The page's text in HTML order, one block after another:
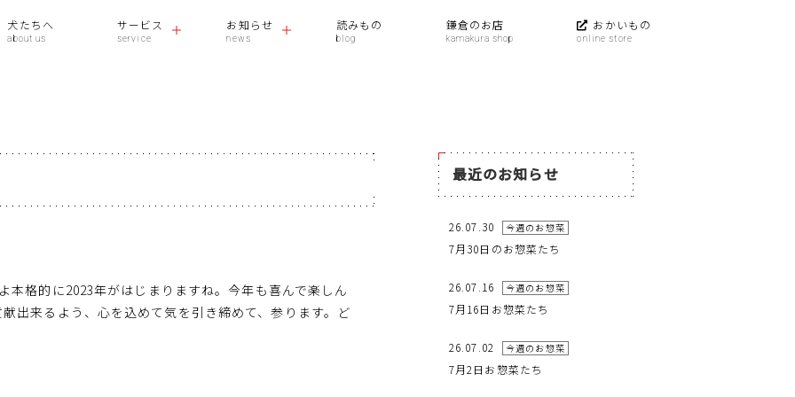
犬たちへ サービス お知らせ 読みもの 鎌倉のお店 おかいもの
本格的に2023年がはじまりますね。今年も喜んで楽しん
出来るよう、心を込めて気を引き締めて、参ります。ど
最近のお知らせ
26.07.30 今週のお惣菜
7月30日のお惣菜たち
26.07.16 今週のお惣菜
7月16日お惣菜たち
26.07.02 今週のお惣菜
7月2日お惣菜たち